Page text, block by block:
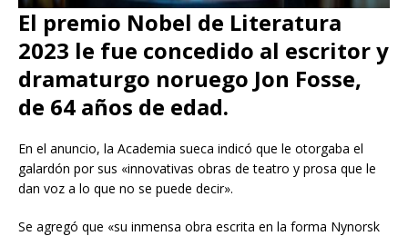
El premio Nobel de Literatura
2023 le fue concedido al escritor y
dramaturgo noruego Jon Fosse,
de 64 años de edad.
En el anuncio, la Academia sueca indicó que le otorgaba el
galardón por sus «innovativas obras de teatro y prosa que le
dan voz a lo que no se puede decir».
Se agregó que «su inmensa obra escrita en la forma Nynorsk